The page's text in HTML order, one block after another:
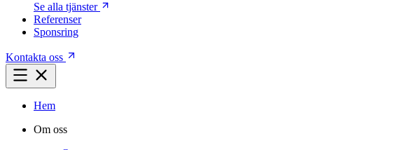
Se alla tjänster
Referenser
Sponsring
Kontakta oss
Hem
Om oss